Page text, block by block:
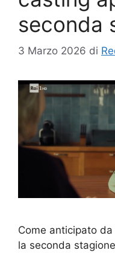
seconda
3 Marzo 2026 di
Come anticipato
la seconda